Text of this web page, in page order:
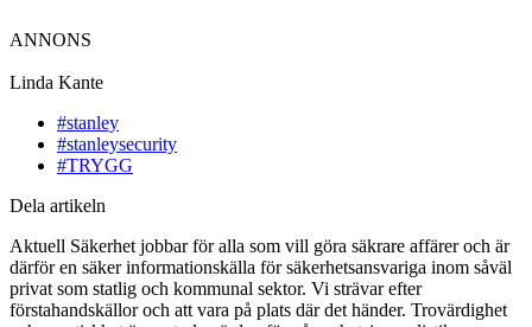
ANNONS
Linda Kante
#stanley
#stanleysecurity
#TRYGG
Dela artikeln
Aktuell Säkerhet jobbar för alla som vill göra säkrare affärer och är
därför en säker informationskälla för säkerhetsansvariga inom såväl
privat som statlig och kommunal sektor. Vi strävar efter
förstahandskällor och att vara på plats där det händer. Trovärdighet